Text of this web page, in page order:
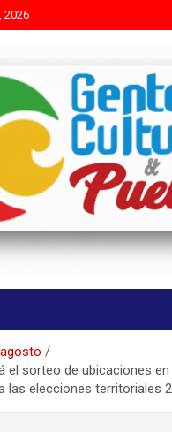
2026
y
agosto
el sorteo de ubicaciones
las elecciones territoriales